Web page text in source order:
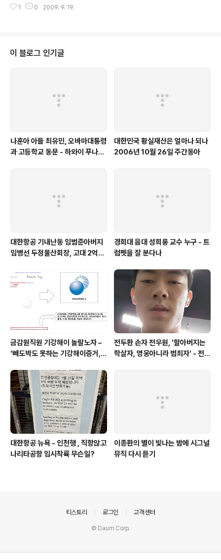
4천달러인 것으로 밝혀졌습니다 이 콘도의 매입자는 노재
1 0 2009. 9. 19.
이 블로그 인기글
나훈아 아들 최유민, 오바마대통령
과 고등학교 동문 - 하와이 푸나호
대한민국 황실재산은 얼마나 되나
2006년 10월 26일 주간동아
대한항공 기내난동 임범준아버지
임병선 두정물산회장, 고대 2억기
경희대 음대 성희롱 교수 누구 - 트
럼펫을 잘 분다나
금감원직원 기강해이 놀랄노자 –
‘빼도박도 못하는 기강해이증거,
가상화폐사기 연방 법원 소송장 보
니 금감원 컴퓨터서 출력 – 개인 소
송장에 ‘금감..
전두환 손자 전우원, '할아버지는
학살자, 영웅아니라 범죄자' - 전재
대한항공 뉴욕 - 인천행 , 직항않고
나리타공항 임시착륙 무슨일?
이종환의 별이 빛나는 밤에 시그널
뮤직 다시 듣기
티스토리 로그인 고객센터
© Daum Corp.